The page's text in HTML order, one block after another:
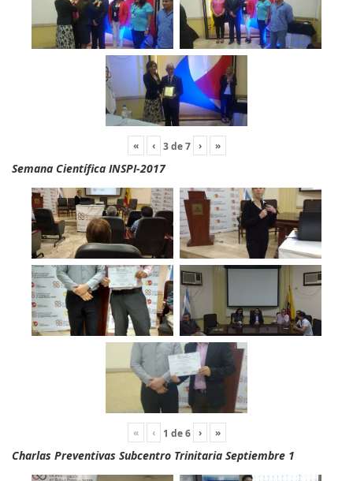
« ‹ 3de7 › »
Semana Científica INSPI-2017
« ‹ 1 de6 › »
Charlas Preventivas Subcentro Trinitaria Septiembre 1